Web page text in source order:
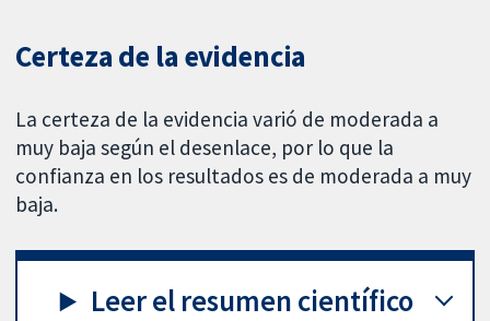
Certeza de la evidencia
La certeza de la evidencia varió de moderada a
muy baja según el desenlace, por lo que la
confianza en los resultados es de moderada a muy
baja.
Leer el resumen científico